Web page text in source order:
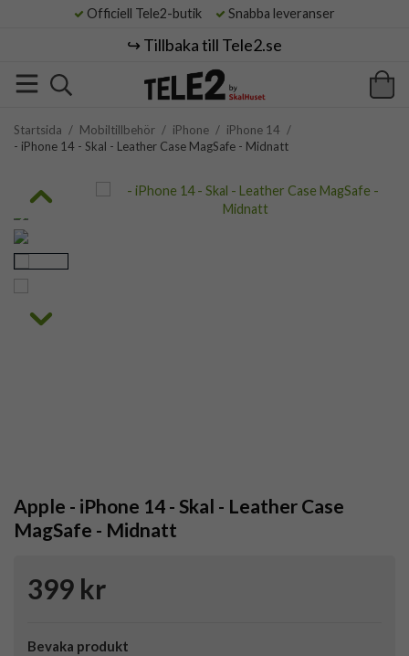
Officiell Tele2-butik Snabba leveranser
↪️ Tillbaka till Tele2.se
Startsida / Mobiltillbehör / iPhone / iPhone 14 /
- iPhone 14 - Skal - Leather Case MagSafe - Midnatt
Apple - iPhone 14 - Skal - Leather Case
MagSafe - Midnatt
399 kr
Bevaka produkt